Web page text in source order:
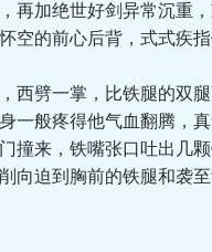
加绝世好剑异常沉重
空的前心后背，式式疾
劈一掌，比铁腿的双腿
般疼得他气血翻腾，真
来，铁嘴张口吐出几颗
迫到胸前的铁腿和袭